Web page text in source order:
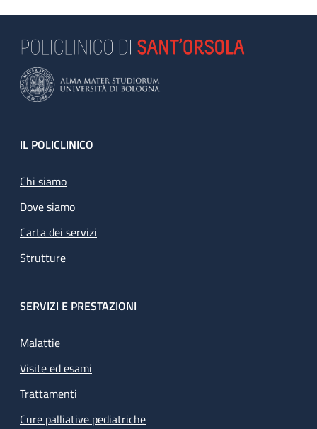
Footer
IL POLICLINICO
Chi siamo
Dove siamo
Carta dei servizi
Strutture
SERVIZI E PRESTAZIONI
Malattie
Visite ed esami
Trattamenti
Cure palliative pediatriche